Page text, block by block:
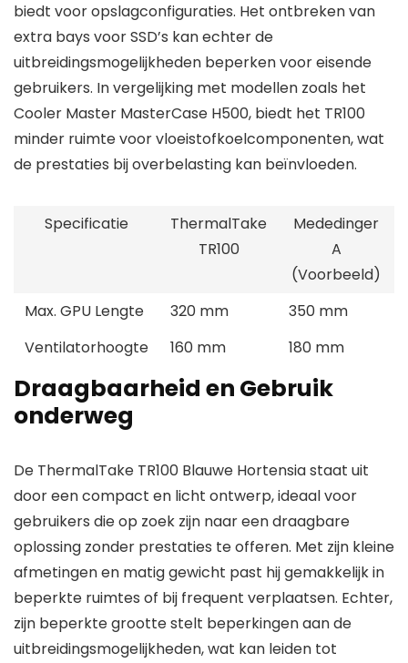
biedt voor opslagconfiguraties. Het ontbreken van
extra bays voor SSD’s kan echter de
uitbreidingsmogelijkheden beperken voor eisende
gebruikers. In vergelijking met modellen zoals het
Cooler Master MasterCase H500, biedt het TR100
minder ruimte voor vloeistofkoelcomponenten, wat
de prestaties bij overbelasting kan beïnvloeden.
Specificatie
ThermalTake
TR100
Mededinger
A
(Voorbeeld)
Max. GPU Lengte
320 mm
350 mm
Ventilatorhoogte
160 mm 180 mm
Draagbaarheid en Gebruik
onderweg
De ThermalTake TR100 Blauwe Hortensia staat uit
door een compact en licht ontwerp, ideaal voor
gebruikers die op zoek zijn naar een draagbare
oplossing zonder prestaties te offeren. Met zijn kleine
afmetingen en matig gewicht past hij gemakkelijk in
beperkte ruimtes of bij frequent verplaatsen. Echter,
zijn beperkte grootte stelt beperkingen aan de
uitbreidingsmogelijkheden, wat kan leiden tot